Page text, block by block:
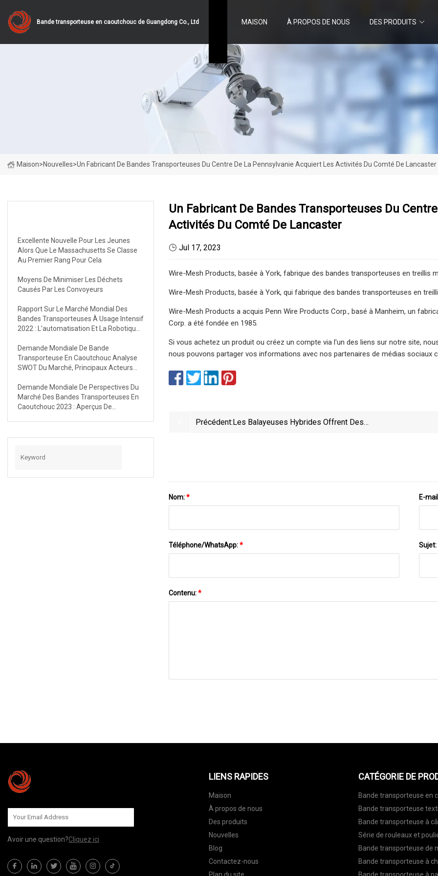
Bande transporteuse en caoutchouc de Guangdong Co., Ltd MAISON À PROPOS DE NOUS DES PRODUITS
Maison>Nouvelles>Un Fabricant De Bandes Transporteuses Du Centre De La Pennsylvanie Acquiert Les Activités Du Comté De Lancaster
Excellente Nouvelle Pour Les Jeunes
Alors Que Le Massachusetts Se Classe
Au Premier Rang Pour Cela
Moyens De Minimiser Les Déchets
Causés Par Les Convoyeurs
Rapport Sur Le Marché Mondial Des
Bandes Transporteuses À Usage Intensif
2022 : L’automatisation Et La Robotique
Dans Diverses Industries Qui Stimulent
La Croissance
Demande Mondiale De Bande
Transporteuse En Caoutchouc Analyse
SWOT Du Marché, Principaux Acteurs
Demande Mondiale De Perspectives Du
Marché Des Bandes Transporteuses En
Caoutchouc 2023 : Aperçus De
Un Fabricant De Bandes Transporteuses Du
Activités Du Comté De Lancaster
Jul 17, 2023
Wire-Mesh Products, basée à York, fabrique des bandes transporteuses en treillis
Wire-Mesh Products, basée à York, qui fabrique des bandes transporteuses en
Wire-Mesh Products a acquis Penn Wire Products Corp., basé à Manheim, un
Corp. a été fondée en 1985.
Si vous achetez un produit ou créez un compte via l'un des liens sur notre site,
nous pouvons partager vos informations avec nos partenaires de médias sociaux
Précédent:Les Balayeuses Hybrides Offrent Des
Nom:* E-
Téléphone/WhatsApp:* Sujet:
Contenu:*
Avoir une question?Cliquez ici
LIENS RAPIDES
Maison
À propos de nous
Des produits
Nouvelles
Blog
Contactez-nous
CATÉGORIE DE
Bande transporteuse en
Bande transporteuse
Bande transporteuse à
Série de rouleaux et
Bande transporteuse de
Bande transporteuse à